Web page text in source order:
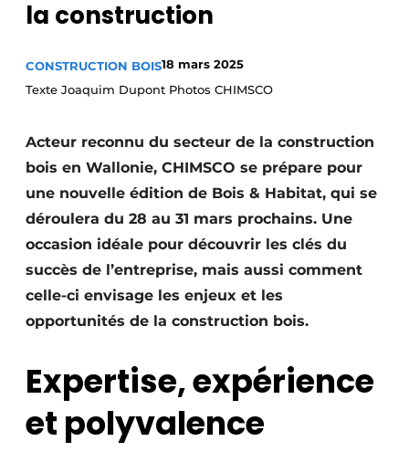
Termes et conditions
Construction bois
Éclairage
Fondations
Façades
Infrastructures souterraines et égouttage
Protection solaire
la construction
CONSTRUCTION BOIS18 mars 2025
Texte Joaquim Dupont Photos CHIMSCO
Acteur reconnu du secteur de la construction
bois en Wallonie, CHIMSCO se prépare pour
une nouvelle édition de Bois & Habitat, qui se
déroulera du 28 au 31 mars prochains. Une
occasion idéale pour découvrir les clés du
succès de l’entreprise, mais aussi comment
celle-ci envisage les enjeux et les
opportunités de la construction bois.
Expertise, expérience
et polyvalence